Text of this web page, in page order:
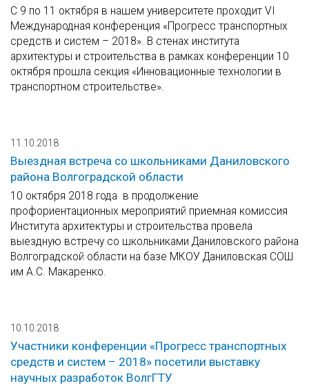
С 9 по 11 октября в нашем университете проходит VI
Международная конференция «Прогресс транспортных
средств и систем – 2018». В стенах института
архитектуры и строительства в рамках конференции 10
октября прошла секция «Инновационные технологии в
транспортном строительстве».
11.10.2018
Выездная встреча со школьниками Даниловского
района Волгоградской области
10 октября 2018 года в продолжение
профориентационных мероприятий приемная комиссия
Института архитектуры и строительства провела
выездную встречу со школьниками Даниловского района
Волгоградской области на базе МКОУ Даниловская СОШ
им А.С. Макаренко.
10.10.2018
Участники конференции «Прогресс транспортных
средств и систем – 2018» посетили выставку
научных разработок ВолгГТУ